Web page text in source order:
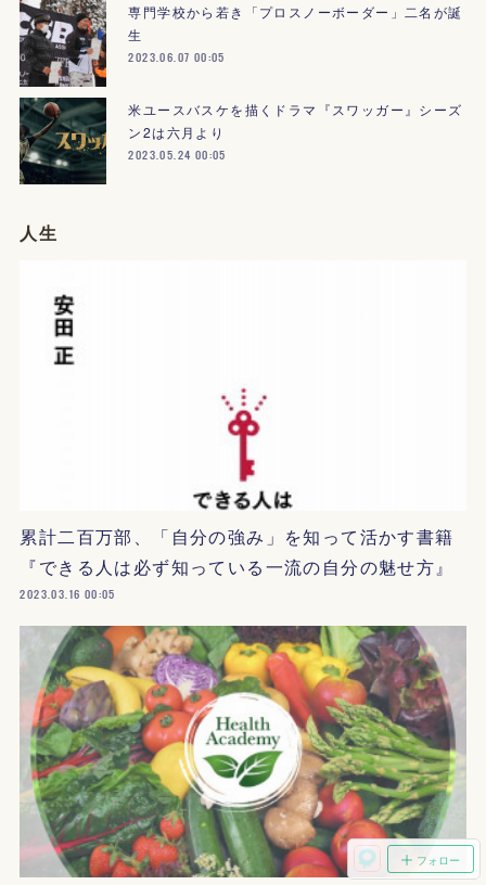
専門学校から若き「プロスノーボーダー」二名が誕
生
2023.06.07 00:05
米ユースバスケを描くドラマ『スワッガー』シーズ
ン2は六月より
2023.05.24 00:05
人生
累計二百万部、「自分の強み」を知って活かす書籍
『できる人は必ず知っている一流の自分の魅せ方』
2023.03.16 00:05
フォロー